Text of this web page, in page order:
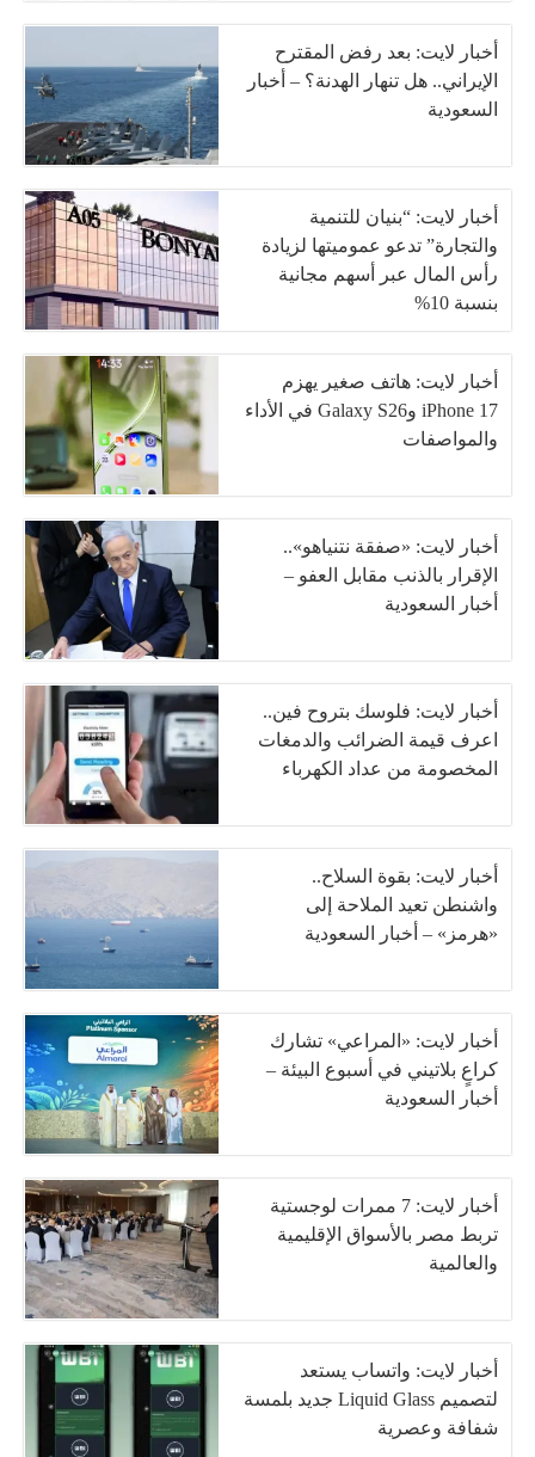
أخبار لايت: بعد رفض المقترح
الإيراني.. هل تنهار الهدنة؟ – أخبار
السعودية
أخبار لايت: “بنيان للتنمية
والتجارة” تدعو عموميتها لزيادة
رأس المال عبر أسهم مجانية
بنسبة 10%
أخبار لايت: هاتف صغير يهزم
iPhone 17 وGalaxy S26 في الأداء
والمواصفات
أخبار لايت: «صفقة نتنياهو»..
الإقرار بالذنب مقابل العفو –
أخبار السعودية
أخبار لايت: فلوسك بتروح فين..
اعرف قيمة الضرائب والدمغات
المخصومة من عداد الكهرباء
أخبار لايت: بقوة السلاح..
واشنطن تعيد الملاحة إلى
«هرمز» – أخبار السعودية
أخبار لايت: «المراعي» تشارك
كراعٍ بلاتيني في أسبوع البيئة –
أخبار السعودية
أخبار لايت: 7 ممرات لوجستية
تربط مصر بالأسواق الإقليمية
والعالمية
أخبار لايت: واتساب يستعد
لتصميم Liquid Glass جديد بلمسة
شفافة وعصرية